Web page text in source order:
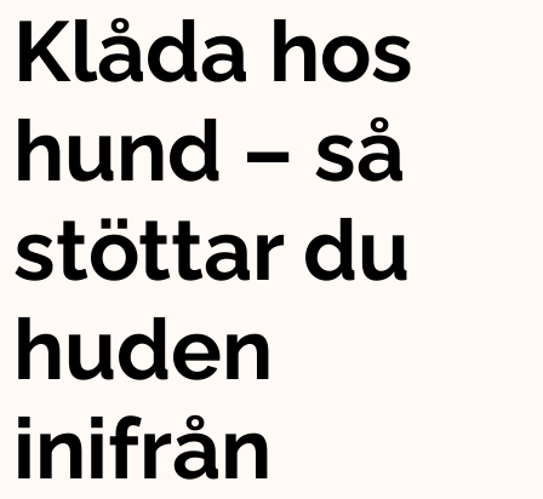
Klåda hos
hund – så
stöttar du
huden
inifrån